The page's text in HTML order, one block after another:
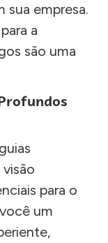
sua empresa.
a
são uma
para o
um